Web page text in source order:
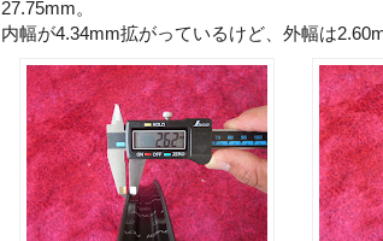
27.75mm。
内幅が4.34mm拡がっているけど、外幅は